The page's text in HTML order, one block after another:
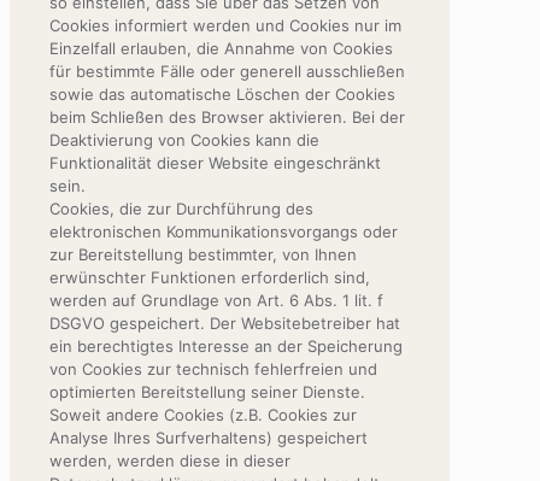
Cookies informiert werden und Cookies nur im
Einzelfall erlauben, die Annahme von Cookies
für bestimmte Fälle oder generell ausschließen
sowie das automatische Löschen der Cookies
beim Schließen des Browser aktivieren. Bei der
Deaktivierung von Cookies kann die
Funktionalität dieser Website eingeschränkt
sein.
Cookies, die zur Durchführung des
elektronischen Kommunikationsvorgangs oder
zur Bereitstellung bestimmter, von Ihnen
erwünschter Funktionen erforderlich sind,
werden auf Grundlage von Art. 6 Abs. 1 lit. f
DSGVO gespeichert. Der Websitebetreiber hat
ein berechtigtes Interesse an der Speicherung
von Cookies zur technisch fehlerfreien und
optimierten Bereitstellung seiner Dienste.
Soweit andere Cookies (z.B. Cookies zur
Analyse Ihres Surfverhaltens) gespeichert
werden, werden diese in dieser